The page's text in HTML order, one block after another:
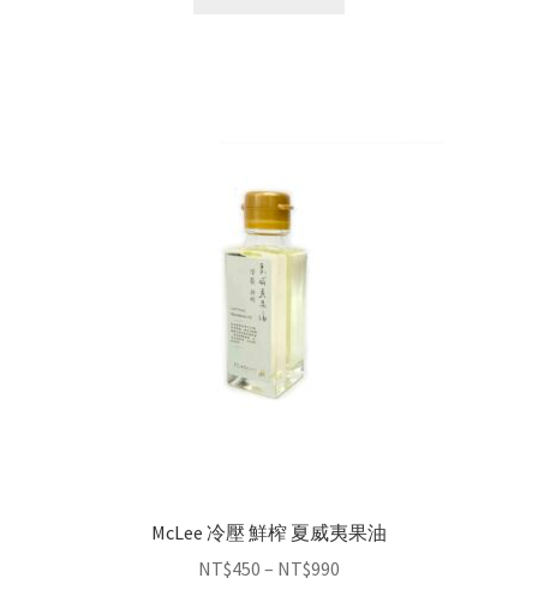
McLee 冷壓 鮮榨 夏威夷果油
NT$450 – NT$990